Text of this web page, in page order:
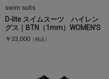
swim suits
D-lite スイムスーツ ハイレン
グス｜BTN（1mm）WOMEN’S
￥33,000 （税込）